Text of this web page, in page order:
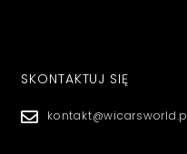
SKONTAKTUJ SIĘ